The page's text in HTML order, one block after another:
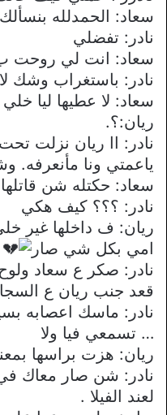
سعاد: الحمدلله بنسألك
نادر: تفضلي
سعاد: انت لي روحت
نادر: باستغراب وشك
سعاد: لا عطيها ليا خلي
ريان:؟.
نادر: اا ريان نزلت
ياعمتي ونا مأنعرفه.
سعاد: حكتله شن
نادر: ؟؟؟ كيف هكي
ريان: ف داخلها غير
امي بكل شي صار
نادر: صكر ع سعاد
قعد جنب ريان ع
نادر: ماسك اعصابه
… تسمعي فيا ولا
ريان: هزت براسها
نادر: شن صار معاك
لعند الفيلا .